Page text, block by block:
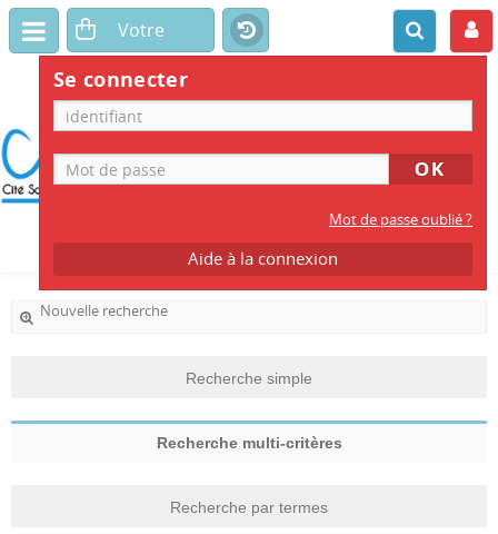
CDI DU LYCÉE
CSI DE LYON
Se connecter
Mot de passe oublié ?
Aide à la connexion
Nouvelle recherche
Recherche simple
Recherche multi-critères
Recherche par termes